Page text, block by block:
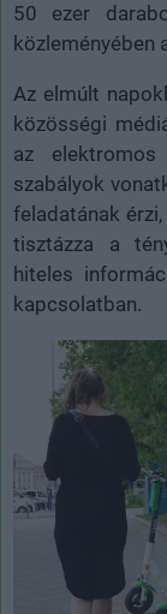
50 ezer
közleményében
Az elmúlt
közösségi
az
szabályok
feladatának
tisztázza a
hiteles
kapcsolatban.